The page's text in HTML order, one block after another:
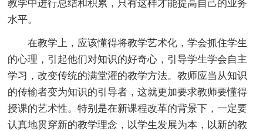
教学中进行总结和积累，只有这样才能提高自己的业务
水平。
在教学上，应该懂得将教学艺术化，学会抓住学生
的心理，引起他们对知识的好奇心，引导学生学会自主
学习，改变传统的满堂灌的教学方法。教师应当从知识
的传输者变为知识的引导者，这就更加要求教师要懂得
授课的艺术性。特别是在新课程改革的背景下，一定要
认真地贯穿新的教学理念，以学生发展为本，以新的教